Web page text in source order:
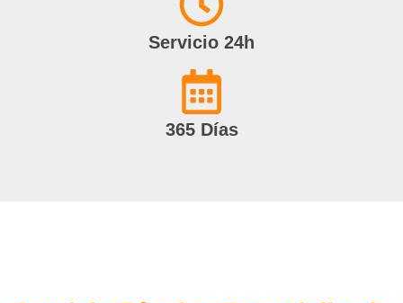
Servicio 24h
365 Días